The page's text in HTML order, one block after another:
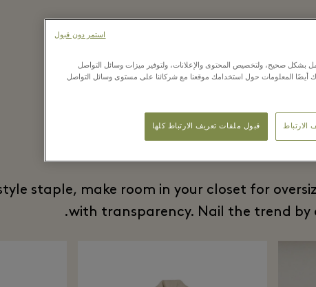
The
staple, make room in your closet for
with transparency. Nail the trend by
بشكل صحيح، ولتخصيص المحتوى والإعلانات، ولتوفير ميزات وسائل التواصل
أيضًا المعلومات حول استخدامك موقعنا مع شركائنا على مستوى وسائل التواصل
الارتباط قبول ملفات تعريف الارتباط كلها
استمر دون قبول